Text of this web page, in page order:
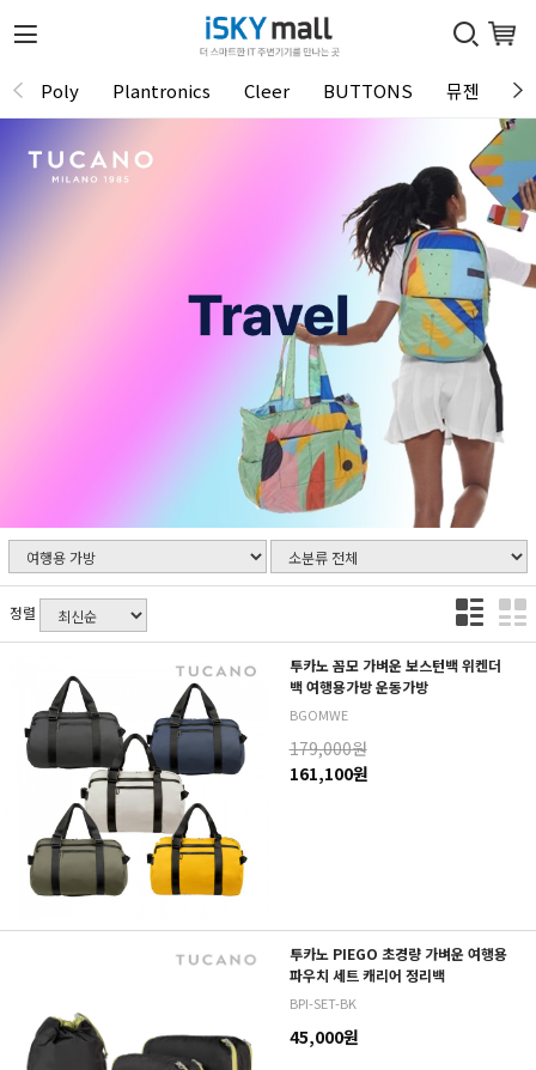
Poly Plantronics Cleer BUTTONS 뮤젠
1 / 0
정렬
투카노 꼼모 가벼운 보스턴백 위켄더
백 여행용가방 운동가방
BGOMWE
179,000원
161,100원
투카노 PIEGO 초경량 가벼운 여행용
파우치 세트 캐리어 정리백
BPI-SET-BK
45,000원